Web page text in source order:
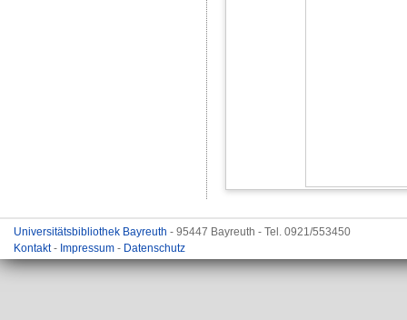
Universitätsbibliothek Bayreuth - 95447 Bayreuth - Tel. 0921/553450
Kontakt- Impressum - Datenschutz